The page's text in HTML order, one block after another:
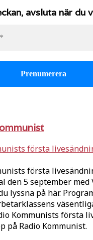
avsluta när du
första
första
den 5 september med
lyssna på här.
Kommunists första
på Radio Kommunist.